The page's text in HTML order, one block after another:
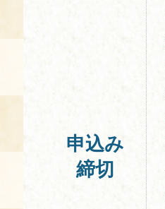
申込み
締切